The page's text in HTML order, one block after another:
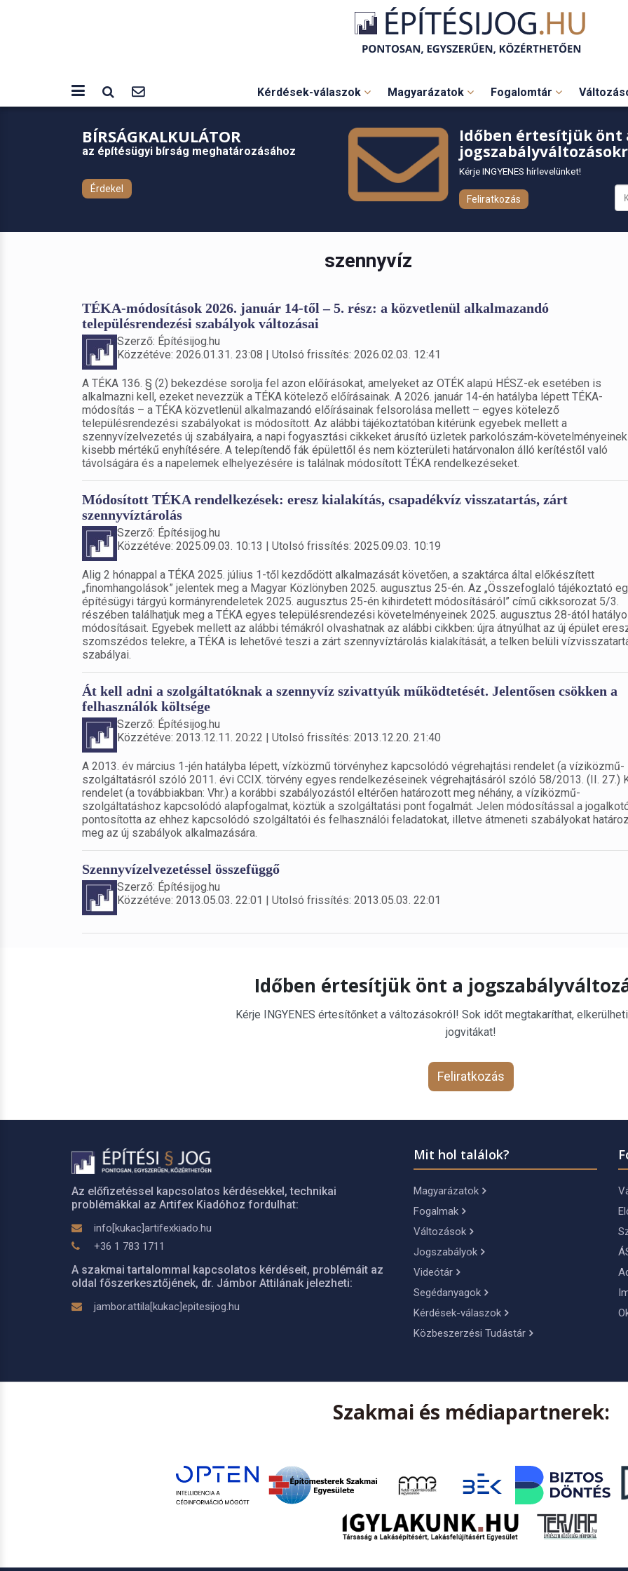
Kérdések-válaszok Magyarázatok Fogalomtár
BÍRSÁGKALKULÁTOR
az építésügyi bírság meghatározásához
Érdekel
Időben értesítjük önt
Kérje INGYENES hírlevelünket!
Feliratkozás
szennyvíz
TÉKA-módosítások 2026. január 14-től – 5. rész: a közvetlenül alkalmazandó
településrendezési szabályok változásai
Szerző: Építésijog.hu
Közzétéve: 2026.01.31. 23:08 | Utolsó frissítés: 2026.02.03. 12:41
A TÉKA 136. § (2) bekezdése sorolja fel azon előírásokat, amelyeket az OTÉK alapú HÉSZ-ek esetében is
alkalmazni kell, ezeket nevezzük a TÉKA kötelező előírásainak. A 2026. január 14-én hatályba lépett TÉKA-
módosítás – a TÉKA közvetlenül alkalmazandó előírásainak felsorolása mellett – egyes kötelező
településrendezési szabályokat is módosított. Az alábbi tájékoztatóban kitérünk egyebek mellett a
szennyvízelvezetés új szabályaira, a napi fogyasztási cikkeket árusító üzletek parkolószám-követelményeinek
kisebb mértékű enyhítésére. A telepítendő fák épülettől és nem közterületi határvonalon álló kerítéstől való
távolságára és a napelemek elhelyezésére is találnak módosított TÉKA rendelkezéseket.
Módosított TÉKA rendelkezések: eresz kialakítás, csapadékvíz visszatartás, zárt
szennyvíztárolás
Szerző: Építésijog.hu
Közzétéve: 2025.09.03. 10:13 | Utolsó frissítés: 2025.09.03. 10:19
Alig 2 hónappal a TÉKA 2025. július 1-től kezdődött alkalmazását követően, a szaktárca által előkészített
„finomhangolások” jelentek meg a Magyar Közlönyben 2025. augusztus 25-én. Az „Összefoglaló tájékoztató
építésügyi tárgyú kormányrendeletek 2025. augusztus 25-én kihirdetett módosításáról” című cikksorozat 5/3.
részében találhatjuk meg a TÉKA egyes településrendezési követelményeinek 2025. augusztus 28-ától
módosításait. Egyebek mellett az alábbi témákról olvashatnak az alábbi cikkben: újra átnyúlhat az új épület
szomszédos telekre, a TÉKA is lehetővé teszi a zárt szennyvíztárolás kialakítását, a telken belüli
szabályai.
Át kell adni a szolgáltatóknak a szennyvíz szivattyúk működtetését. Jelentősen csökken a
felhasználók költsége
Szerző: Építésijog.hu
Közzétéve: 2013.12.11. 20:22 | Utolsó frissítés: 2013.12.20. 21:40
A 2013. év március 1-jén hatályba lépett, vízközmű törvényhez kapcsolódó végrehajtási rendelet (a víziközmű-
szolgáltatásról szóló 2011. évi CCIX. törvény egyes rendelkezéseinek végrehajtásáról szóló 58/2013. (II. 27.)
rendelet (a továbbiakban: Vhr.) a korábbi szabályozástól eltérően határozott meg néhány, a víziközmű-
szolgáltatáshoz kapcsolódó alapfogalmat, köztük a szolgáltatási pont fogalmát. Jelen módosítással a
pontosította az ehhez kapcsolódó szolgáltatói és felhasználói feladatokat, illetve átmeneti szabályokat
meg az új szabályok alkalmazására.
Szennyvízelvezetéssel összefüggő
Szerző: Építésijog.hu
Közzétéve: 2013.05.03. 22:01 | Utolsó frissítés: 2013.05.03. 22:01
Időben értesítjük önt a
Kérje INGYENES értesítőnket a változásokról! Sok időt megtakaríthat,
jogvitákat!
Feliratkozás
Az előfizetéssel kapcsolatos kérdésekkel, technikai
problémákkal az Artifex Kiadóhoz fordulhat:
info[kukac]artifexkiado.hu
+36 1 783 1711
A szakmai tartalommal kapcsolatos kérdéseit, problémáit az
oldal főszerkesztőjének, dr. Jámbor Attilának jelezheti:
jambor.attila[kukac]epitesijog.hu
Mit hol találok?
Magyarázatok
Fogalmak
Változások
Jogszabályok
Videótár
Segédanyagok
Kérdések-válaszok
Közbeszerzési Tudástár
Szakmai és médiapartnerek: